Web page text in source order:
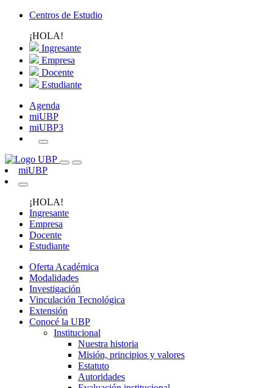
Centros de Estudio
¡HOLA!
Ingresante
Empresa
Docente
Estudiante
Agenda
miUBP
miUBP3
miUBP
¡HOLA!
Ingresante
Empresa
Docente
Estudiante
Oferta Académica
Modalidades
Investigación
Vinculación Tecnológica
Extensión
Conocé la UBP
Institucional
Nuestra historia
Misión, principios y valores
Estatuto
Autoridades